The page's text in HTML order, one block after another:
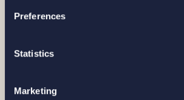
Preferences
Statistics
Marketing